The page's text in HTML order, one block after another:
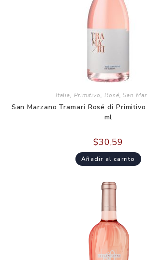
Italia, Primitivo, Rosé,San
San Marzano Tramari Rosé di
ml
$30,59
Añadir al carrito